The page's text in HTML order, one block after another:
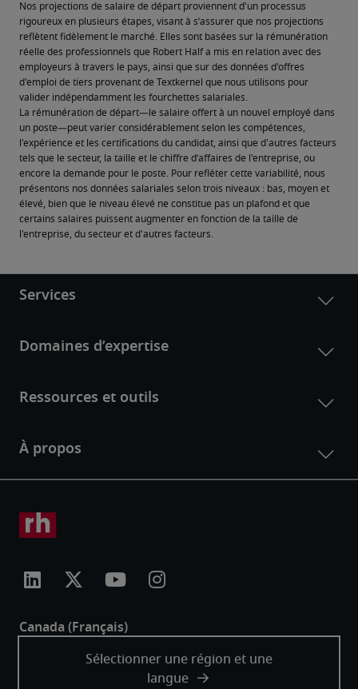
Nos projections de salaire de départ proviennent d'un processus
rigoureux en plusieurs étapes, visant à s’assurer que nos projections
reflètent fidèlement le marché. Elles sont basées sur la rémunération
réelle des professionnels que Robert Half a mis en relation avec des
employeurs à travers le pays, ainsi que sur des données d'offres
d'emploi de tiers provenant de Textkernel que nous utilisons pour
valider indépendamment les fourchettes salariales.
La rémunération de départ—le salaire offert à un nouvel employé dans
un poste—peut varier considérablement selon les compétences,
l'expérience et les certifications du candidat, ainsi que d'autres facteurs
tels que le secteur, la taille et le chiffre d’affaires de l'entreprise, ou
encore la demande pour le poste. Pour refléter cette variabilité, nous
présentons nos données salariales selon trois niveaux : bas, moyen et
élevé, bien que le niveau élevé ne constitue pas un plafond et que
certains salaires puissent augmenter en fonction de la taille de
l'entreprise, du secteur et d'autres facteurs.